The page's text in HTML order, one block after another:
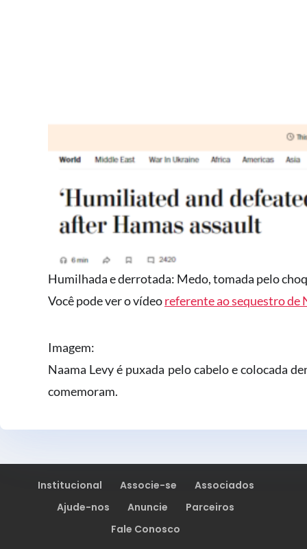
Humilhada e derrotada: Medo, tomada pelo
Você pode ver o vídeoreferente ao sequestro de
Imagem:
Naama Levy é puxada pelo cabelo e colocada
comemoram.
Institucional Associe-se
Associados
Ajude-nos
Anuncie
Parceiros
Fale Conosco